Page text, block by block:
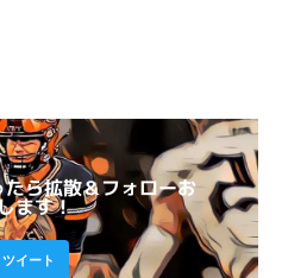
ら拡散＆フォローお
ます！
ツイート